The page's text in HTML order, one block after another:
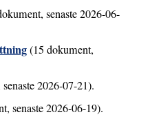
senaste 2026-06-
(15 dokument,
2026-07-21).
senaste 2026-06-19).